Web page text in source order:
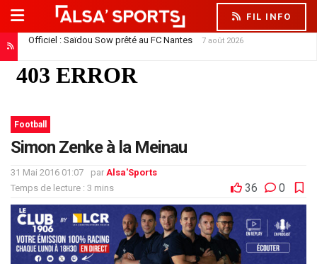
FIL INFO
Officiel : Saïdou Sow prêté au FC Nantes
7 août 2026
Le Racing offre son premier contrat pro à Trésor Kouablé
Football
Simon Zenke à la Meinau
31 Mai 2016 01:07 par Alsa'Sports
Temps de lecture : 3 mins
36 0